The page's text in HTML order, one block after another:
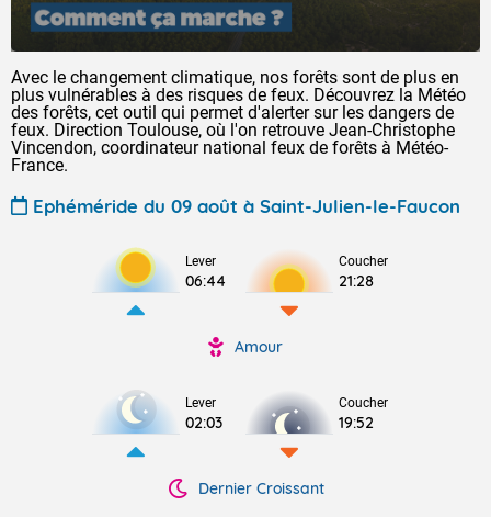
Avec le changement climatique, nos forêts sont de plus en
plus vulnérables à des risques de feux. Découvrez la Météo
des forêts, cet outil qui permet d'alerter sur les dangers de
feux. Direction Toulouse, où l'on retrouve Jean-Christophe
Vincendon, coordinateur national feux de forêts à Météo-
France.
Ephéméride du 09 août à Saint-Julien-le-Faucon
Lever
06:44
Coucher
21:28
Amour
Lever
02:03
Coucher
19:52
Dernier Croissant